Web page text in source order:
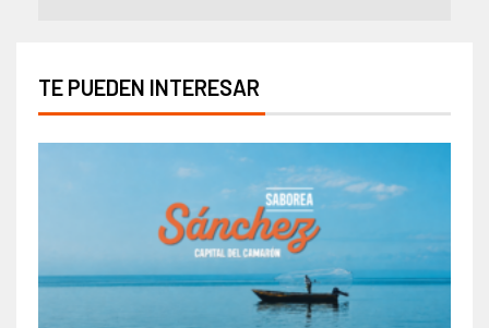
TE PUEDEN INTERESAR